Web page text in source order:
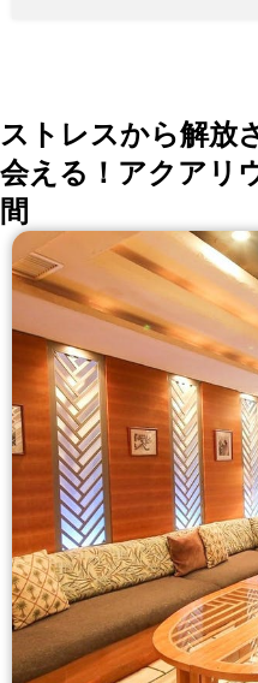
のご宴会、趣
どにご利用下さ
ストレスから解放
会える！アクアリ
間